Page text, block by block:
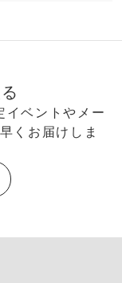
イベントやメー
くお届けしま